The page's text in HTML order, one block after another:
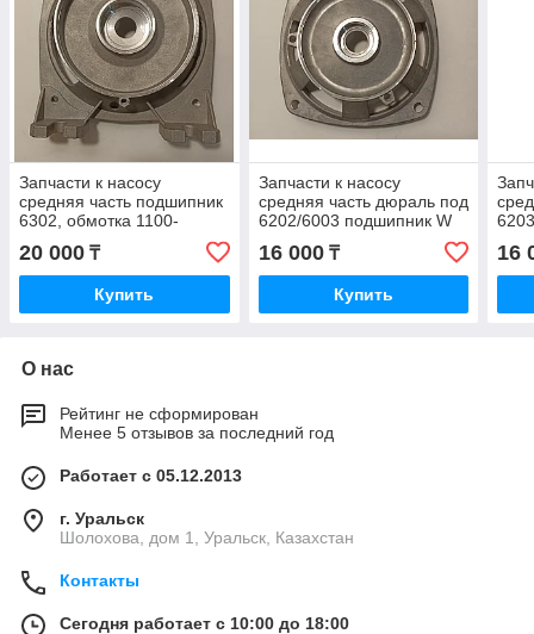
Запчасти к насосу
средняя часть подшипник
6302, обмотка 1100-
1300вт JET112/ Grundfos/
#W DAB
20 000 ₸
Купить
Запчасти к насосу
средняя часть дюраль под
6202/6003 подшипник W
16 000₸
Купить
16
О нас
Рейтинг не сформирован
Менее 5 отзывов за последний год
Работает с 05.12.2013
г. Уральск
Шолохова, дом 1, Уральск, Казахстан
Контакты
Сегодня работает с 10:00 до 18:00